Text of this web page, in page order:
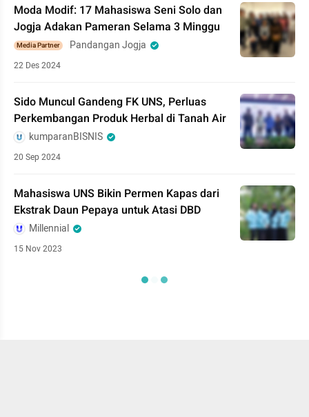
Moda Modif: 17 Mahasiswa Seni Solo dan
Jogja Adakan Pameran Selama 3 Minggu
Media Partner Pandangan Jogja
22 Des 2024
Sido Muncul Gandeng FK UNS, Perluas
Perkembangan Produk Herbal di Tanah Air
kumparanBISNIS
20 Sep 2024
Mahasiswa UNS Bikin Permen Kapas dari
Ekstrak Daun Pepaya untuk Atasi DBD
Millennial
15 Nov 2023